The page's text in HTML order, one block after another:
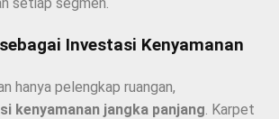
Investasi Kenyamanan
hanya pelengkap ruangan,
kenyamanan jangka panjang. Karpet